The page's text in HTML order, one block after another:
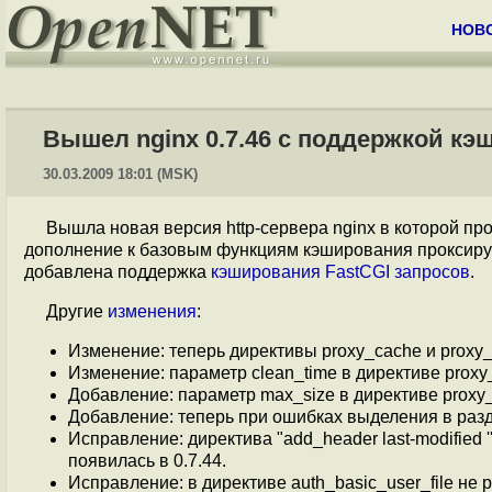
Вышел nginx 0.7.46 с поддержкой
30.03.2009 18:01 (MSK)
Вышла новая версия http-сервера nginx в которой
дополнение к базовым функциям кэширования
добавлена поддержка кэширования FastCGI запросов.
Другие изменения:
Изменение: теперь директивы proxy_cache и
Изменение: параметр clean_time в директиве
Добавление: параметр max_size в директиве
Добавление: теперь при ошибках выделения в
Исправление: директива "add_header last-modified
появилась в 0.7.44.
Исправление: в директиве auth_basic_user_file не